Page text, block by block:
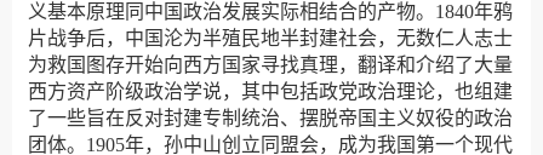
义基本原理同中国政治发展实际相结合的产物。1840年鸦
片战争后，中国沦为半殖民地半封建社会，无数仁人志士
为救国图存开始向西方国家寻找真理，翻译和介绍了大量
西方资产阶级政治学说，其中包括政党政治理论，也组建
了一些旨在反对封建专制统治、摆脱帝国主义奴役的政治
团体。1905年，孙中山创立同盟会，成为我国第一个现代